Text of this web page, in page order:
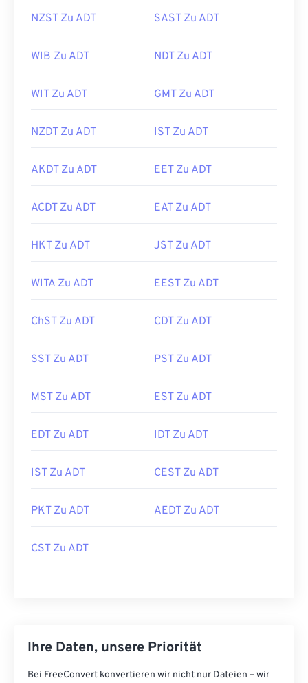
NZST Zu ADT SAST Zu ADT
WIB Zu ADT NDT Zu ADT
WIT Zu ADT GMT Zu ADT
NZDT Zu ADT IST Zu ADT
AKDT Zu ADT EET Zu ADT
ACDT Zu ADT EAT Zu ADT
HKT Zu ADT JST Zu ADT
WITA Zu ADT EEST Zu ADT
ChST Zu ADT CDT Zu ADT
SST Zu ADT PST Zu ADT
MST Zu ADT EST Zu ADT
EDT Zu ADT IDT Zu ADT
IST Zu ADT CEST Zu ADT
PKT Zu ADT AEDT Zu ADT
CST Zu ADT
Ihre Daten, unsere Priorität
Bei FreeConvert konvertieren wir nicht nur Dateien – wir